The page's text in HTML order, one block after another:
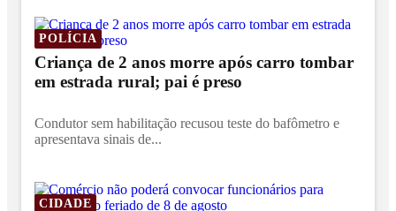
POLÍCIA
Criança de 2 anos morre após carro tombar
em estrada rural; pai é preso
Condutor sem habilitação recusou teste do bafômetro e
apresentava sinais de...
CIDADE